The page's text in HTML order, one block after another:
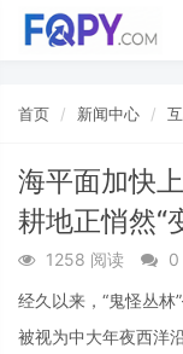
首页 新闻中心
海平面加快
耕地正悄然“
1258 阅读 0
经久以来，“鬼怪丛
被视为中大年夜西洋